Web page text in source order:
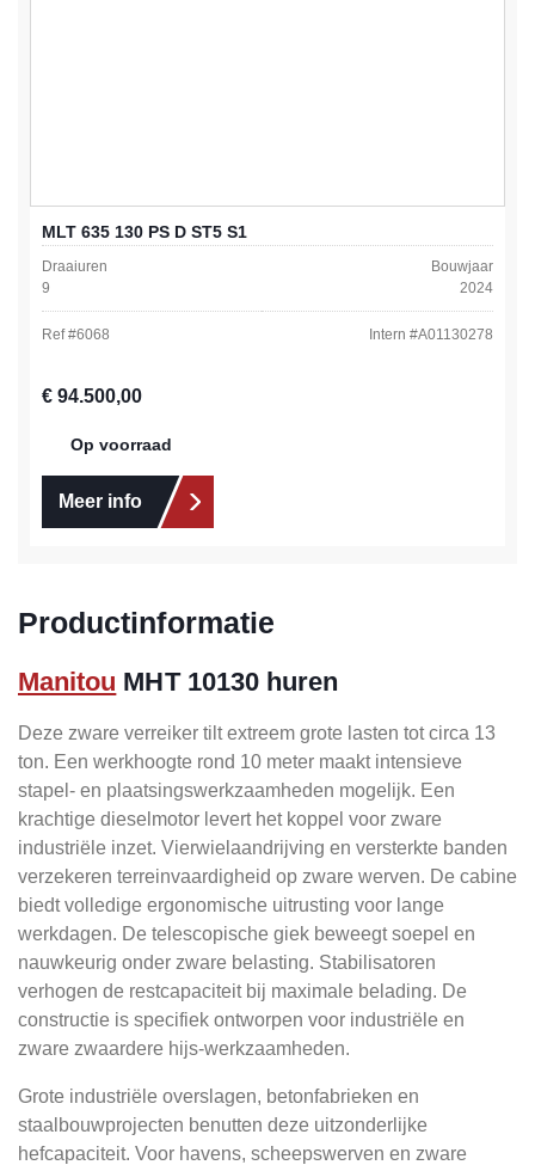
MLT 635 130 PS D ST5 S1
Draaiuren
9
Bouwjaar
2024
Ref #6068 Intern #A01130278
Normale prijs:
€ 94.500,00
Op voorraad
Meer info
Productinformatie
Manitou MHT 10130 huren
Deze zware verreiker tilt extreem grote lasten tot circa 13
ton. Een werkhoogte rond 10 meter maakt intensieve
stapel- en plaatsingswerkzaamheden mogelijk. Een
krachtige dieselmotor levert het koppel voor zware
industriële inzet. Vierwielaandrijving en versterkte banden
verzekeren terreinvaardigheid op zware werven. De cabine
biedt volledige ergonomische uitrusting voor lange
werkdagen. De telescopische giek beweegt soepel en
nauwkeurig onder zware belasting. Stabilisatoren
verhogen de restcapaciteit bij maximale belading. De
constructie is specifiek ontworpen voor industriële en
zware zwaardere hijs-werkzaamheden.
Grote industriële overslagen, betonfabrieken en
staalbouwprojecten benutten deze uitzonderlijke
hefcapaciteit. Voor havens, scheepswerven en zware